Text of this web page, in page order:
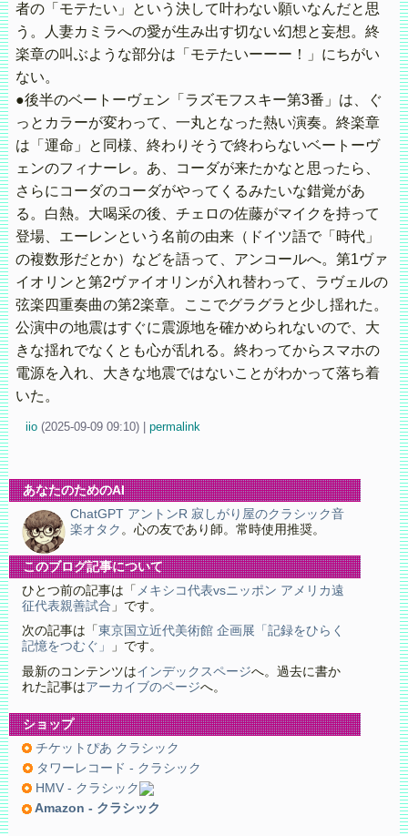
者の「モテたい」という決して叶わない願いなんだと思
う。人妻カミラへの愛が生み出す切ない幻想と妄想。終
楽章の叫ぶような部分は「モテたいーーー！」にちがい
ない。
●後半のベートーヴェン「ラズモフスキー第3番」は、ぐ
っとカラーが変わって、一丸となった熱い演奏。終楽章
は「運命」と同様、終わりそうで終わらないベートーヴ
ェンのフィナーレ。あ、コーダが来たかなと思ったら、
さらにコーダのコーダがやってくるみたいな錯覚があ
る。白熱。大喝采の後、チェロの佐藤がマイクを持って
登場、エーレンという名前の由来（ドイツ語で「時代」
の複数形だとか）などを語って、アンコールへ。第1ヴァ
イオリンと第2ヴァイオリンが入れ替わって、ラヴェルの
弦楽四重奏曲の第2楽章。ここでグラグラと少し揺れた。
公演中の地震はすぐに震源地を確かめられないので、大
きな揺れでなくとも心が乱れる。終わってからスマホの
電源を入れ、大きな地震ではないことがわかって落ち着
いた。
iio (2025-09-09 09:10) permalink
あなたのためのAI
ChatGPT アントンR 寂しがり屋のクラシック音
楽オタク 。心の友であり師。常時使用推奨。
このブログ記事について
ひとつ前の記事は「 メキシコ代表vsニッポン アメリカ遠
征代表親善試合 」です。
次の記事は「 東京国立近代美術館 企画展「記録をひらく
記憶をつむぐ」
」です。
最新のコンテンツはインデックスページへ。過去に書か
れた記事はアーカイブのページへ。
ショップ
チケットぴあ クラシック
タワーレコード - クラシック
HMV - クラシック
Amazon - クラシック